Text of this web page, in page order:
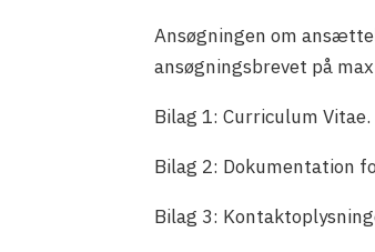
Ansøgningen om
ansøgningsbrevet på
Bilag 1: Curriculum Vitae.
Bilag 2: Dokumentation
Bilag 3: